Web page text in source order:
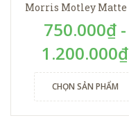
750.000₫ -
1.200.000₫
CHỌN SẢN PHẨM